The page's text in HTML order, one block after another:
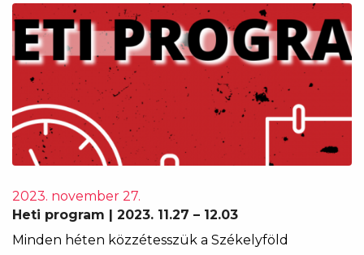
2023. november 27.
Heti program | 2023. 11.27 – 12.03
Minden héten közzétesszük a Székelyföld